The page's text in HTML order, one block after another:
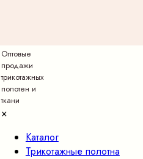
Оптовые
продажи
трикотажных
полотен и
ткани
×
Каталог
Трикотажные полотна